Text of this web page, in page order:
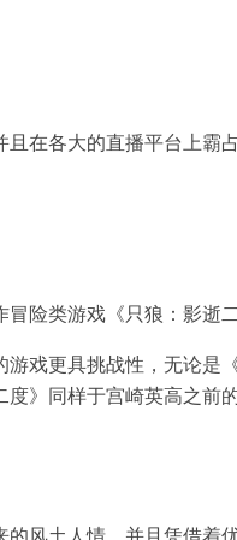
在各大的直播平台上霸
险类游戏《只狼：影逝二
戏更具挑战性，无论是
》同样于宫崎英高之前
风土人情。并且凭借着